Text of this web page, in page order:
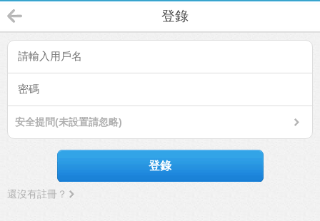
登錄
安全提問(未設置請忽略)
登錄
還沒有註冊？